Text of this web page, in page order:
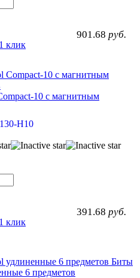
901.68 руб.
клик
10 с магнитным
H10
391.68 руб.
клик
Биты
6 предметов